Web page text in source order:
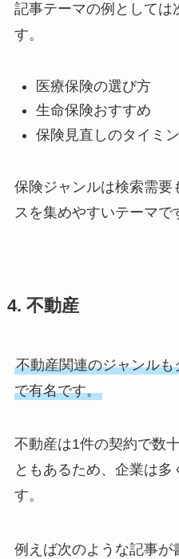
記事テーマの例としては
す。
医療保険の選び方
生命保険おすすめ
保険見直しのタイミ
保険ジャンルは検索需要
スを集めやすいテーマで
4. 不動産
不動産関連のジャンル
で有名です。
不動産は1件の契約で数
ともあるため、企業は多
す。
例えば次のような記事が